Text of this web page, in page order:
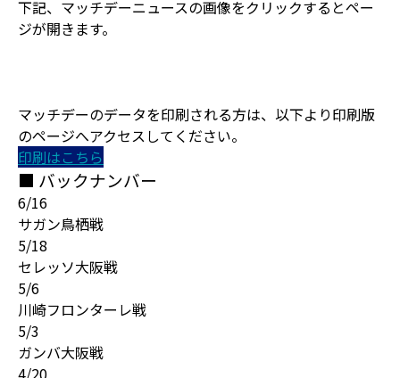
下記、マッチデーニュースの画像をクリックするとペー
ジが開きます。
マッチデーのデータを印刷される方は、以下より印刷版
のページへアクセスしてください。
印刷はこちら
■ バックナンバー
6/16
サガン鳥栖戦
5/18
セレッソ大阪戦
5/6
川崎フロンターレ戦
5/3
ガンバ大阪戦
4/20